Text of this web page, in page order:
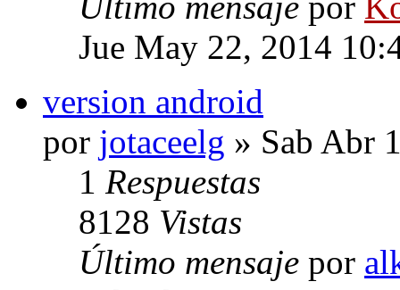
Jue May 22, 2014
version android
por jotaceelg » Sab Abr
1 Respuestas
8128 Vistas
Último mensaje por